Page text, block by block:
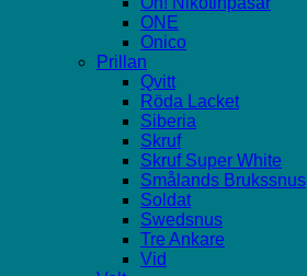
ONE
Onico
Prillan
Qvitt
Röda Lacket
Siberia
Skruf
Skruf Super White
Smålands Brukssnus
Soldat
Swedsnus
Tre Ankare
Vid